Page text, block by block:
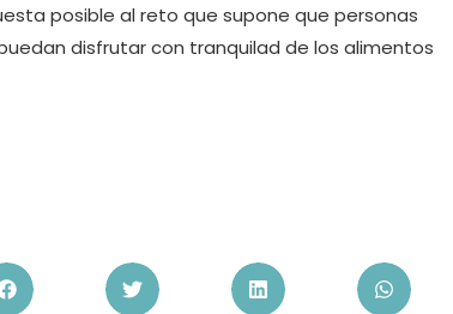
posible al reto que supone que personas
disfrutar con tranquilad de los alimentos